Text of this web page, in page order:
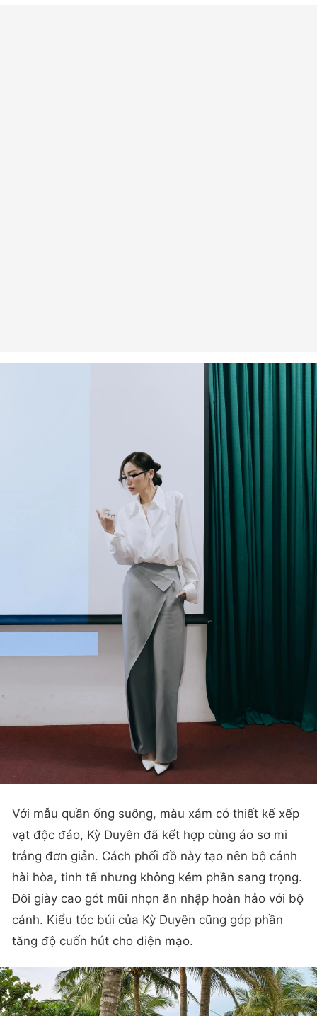
Với mẫu quần ống suông, màu xám có thiết kế xếp
vạt độc đáo, Kỳ Duyên đã kết hợp cùng áo sơ mi
trắng đơn giản. Cách phối đồ này tạo nên bộ cánh
hài hòa, tinh tế nhưng không kém phần sang trọng.
Đôi giày cao gót mũi nhọn ăn nhập hoàn hảo với bộ
cánh. Kiểu tóc búi của Kỳ Duyên cũng góp phần
tăng độ cuốn hút cho diện mạo.